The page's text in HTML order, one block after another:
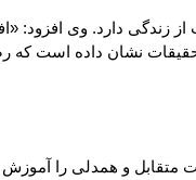
دارد. وی افزود:
نشان داده است که
و همدلی را آموزش